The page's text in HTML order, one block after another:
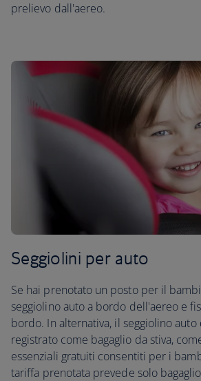
prelievo dall'aereo.
Seggiolini per auto
Se hai prenotato un posto per il
seggiolino auto a bordo dell'aereo e
bordo. In alternativa, il seggiolino auto
registrato come bagaglio da stiva,
essenziali gratuiti consentiti per i
tariffa prenotata prevede solo